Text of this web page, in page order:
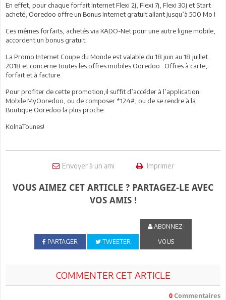
En effet, pour chaque forfait Internet Flexi 2j, Flexi 7j, Flexi 30j et Start
acheté, Ooredoo offre un Bonus Internet gratuit allant jusqu’à 500 Mo !
Ces mêmes forfaits, achetés via KADO-Net pour une autre ligne mobile,
accordent un bonus gratuit.
La Promo Internet Coupe du Monde est valable du 18 juin au 18 juillet
2018 et concerne toutes les offres mobiles Ooredoo : Offres à carte,
forfait et à facture.
Pour profiter de cette promotion,il suffit d’accéder à l’application
Mobile MyOoredoo, ou de composer *124#, ou de se rendre à la
Boutique Ooredoo la plus proche.
KolnaTounes!
Envoyer à un ami Imprimer
VOUS AIMEZ CET ARTICLE ? PARTAGEZ-LE AVEC
VOS AMIS !
PARTAGER TWEETER
ABONNEZ-
VOUS
COMMENTER CET ARTICLE
0 Commentaires